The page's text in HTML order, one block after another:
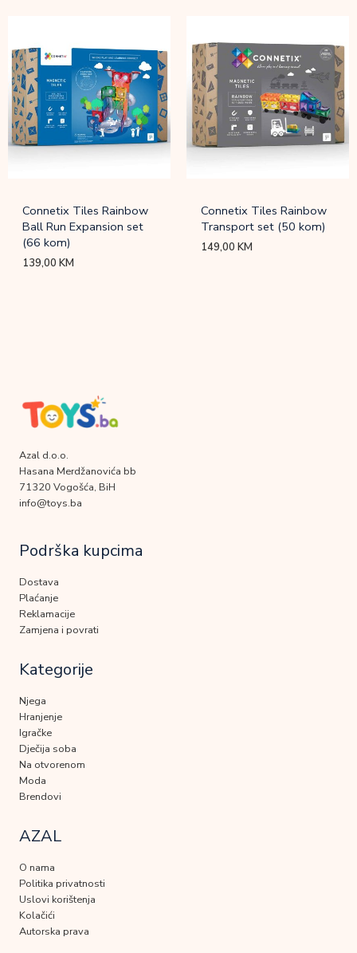
Connetix Tiles Rainbow
Ball Run Expansion set
(66 kom)
139,00KM
Connetix Tiles Rainbow
Transport set (50 kom)
149,00KM
Azal d.o.o.
Hasana Merdžanovića bb
71320 Vogošća, BiH
info@toys.ba
Podrška kupcima
Dostava
Plaćanje
Reklamacije
Zamjena i povrati
Kategorije
Njega
Hranjenje
Igračke
Dječija soba
Na otvorenom
Moda
Brendovi
AZAL
O nama
Politika privatnosti
Uslovi korištenja
Kolačići
Autorska prava